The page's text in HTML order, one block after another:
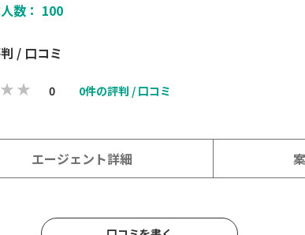
数： 100
/ 口コミ
0 0件の評判 / 口コミ
エージェント詳細